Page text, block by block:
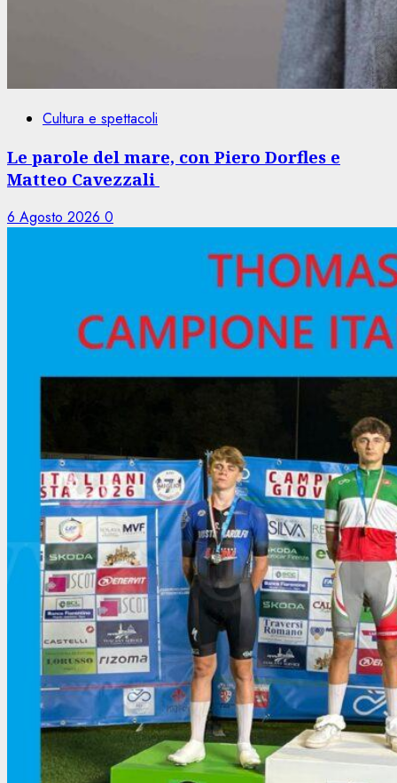
Cultura e spettacoli
Le parole del mare, con Piero Dorfles e
Matteo Cavezzali
6 Agosto 2026 0